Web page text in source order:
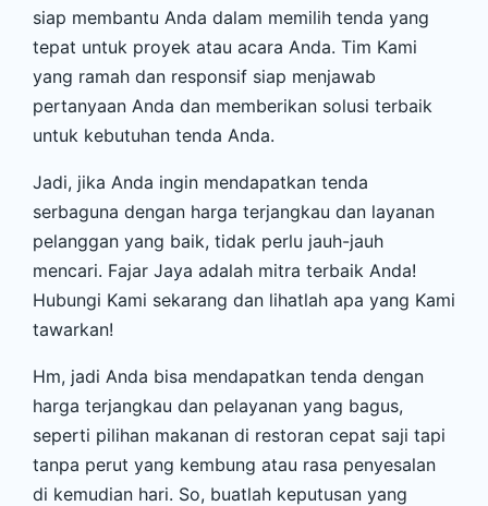
siap membantu Anda dalam memilih tenda yang
tepat untuk proyek atau acara Anda. Tim Kami
yang ramah dan responsif siap menjawab
pertanyaan Anda dan memberikan solusi terbaik
untuk kebutuhan tenda Anda.
Jadi, jika Anda ingin mendapatkan tenda
serbaguna dengan harga terjangkau dan layanan
pelanggan yang baik, tidak perlu jauh-jauh
mencari. Fajar Jaya adalah mitra terbaik Anda!
Hubungi Kami sekarang dan lihatlah apa yang Kami
tawarkan!
Hm, jadi Anda bisa mendapatkan tenda dengan
harga terjangkau dan pelayanan yang bagus,
seperti pilihan makanan di restoran cepat saji tapi
tanpa perut yang kembung atau rasa penyesalan
di kemudian hari. So, buatlah keputusan yang